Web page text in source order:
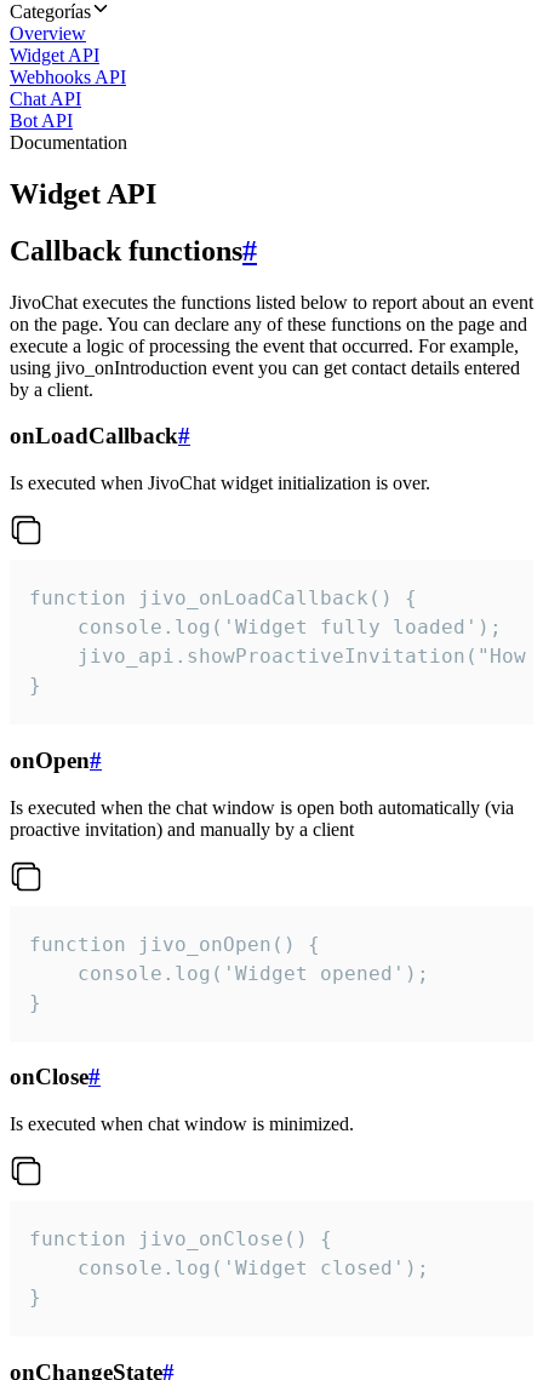
Categorías
Overview
Widget API
Webhooks API
Chat API
Bot API
Documentation
Widget API
Callback functions#
JivoChat executes the functions listed below to report about an event
on the page. You can declare any of these functions on the page and
execute a logic of processing the event that occurred. For example,
using jivo_onIntroduction event you can get contact details entered
by a client.
onLoadCallback#
Is executed when JivoChat widget initialization is over.
function jivo_onLoadCallback() {
    console.log('Widget fully loaded');
jivo_api.showProactiveInvitation("How
}
onOpen#
Is executed when the chat window is open both automatically (via
proactive invitation) and manually by a client
function jivo_onOpen() {
    console.log('Widget opened');
}
onClose#
Is executed when chat window is minimized.
function jivo_onClose() {
    console.log('Widget closed');
}
onChangeState#